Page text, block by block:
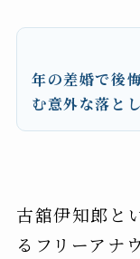
年の差婚で後
む意外な落と
古舘伊知郎と
るフリーアナ